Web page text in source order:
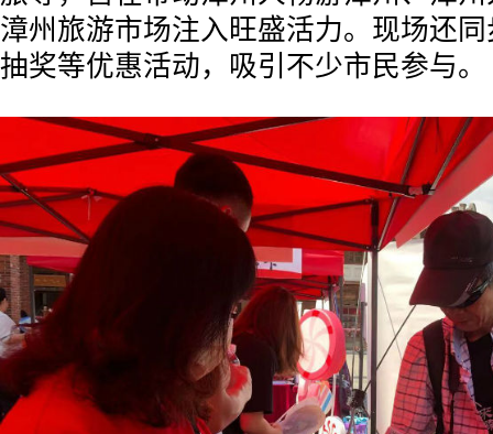
漳州旅游市场注入旺盛活力。现场还
抽奖等优惠活动，吸引不少市民参与。